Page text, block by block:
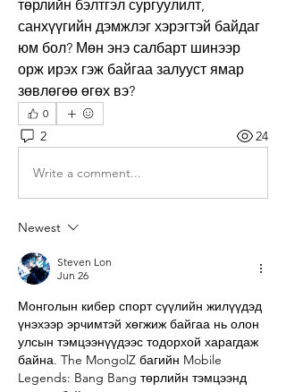
төрлийн бэлтгэл сургуулилт,
санхүүгийн дэмжлэг хэрэгтэй байдаг
юм бол? Мөн энэ салбарт шинээр
орж ирэх гэж байгаа залууст ямар
зөвлөгөө өгөх вэ?
0
2 24
Write a comment...
Newest
Steven Lon
Jun 26
Монголын кибер спорт сүүлийн жилүүдэд
үнэхээр эрчимтэй хөгжиж байгаа нь олон
улсын тэмцээнүүдээс тодорхой харагдаж
байна. The MongolZ багийн Mobile
Legends: Bang Bang төрлийн тэмцээнд